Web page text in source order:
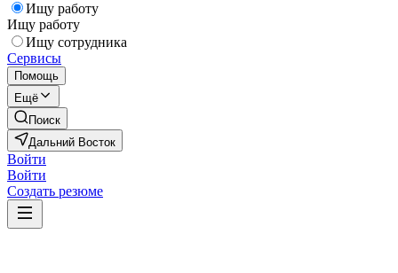
Ищу работу
Ищу работу
Ищу сотрудника
Сервисы
Помощь
Ещё
Поиск
Дальний Восток
Войти
Войти
Создать резюме